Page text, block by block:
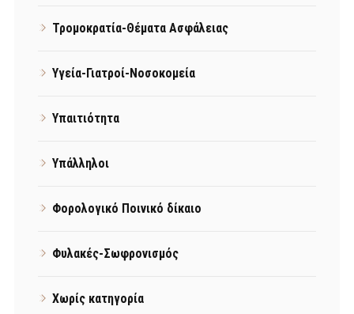
Τρομοκρατία-Θέματα Ασφάλειας
Υγεία-Γιατροί-Νοσοκομεία
Υπαιτιότητα
Υπάλληλοι
Φορολογικό Ποινικό δίκαιο
Φυλακές-Σωφρονισμός
Χωρίς κατηγορία